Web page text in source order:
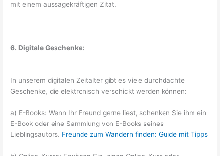
mit einem aussagekräftigen Zitat.
6. Digitale Geschenke:
In unserem digitalen Zeitalter gibt es viele durchdachte
Geschenke, die elektronisch verschickt werden können:
a) E-Books: Wenn Ihr Freund gerne liest, schenken Sie ihm ein
E-Book oder eine Sammlung von E-Books seines
Lieblingsautors. Freunde zum Wandern finden: Guide mit Tipps